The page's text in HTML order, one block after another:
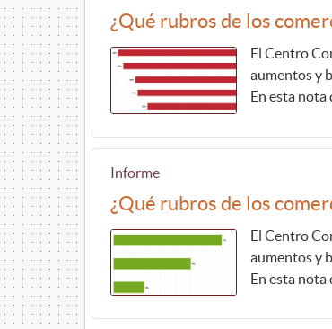
¿Qué rubros de los
El Centro
aumentos y
En esta nota
Informe
¿Qué rubros de los
El Centro
aumentos y
En esta nota